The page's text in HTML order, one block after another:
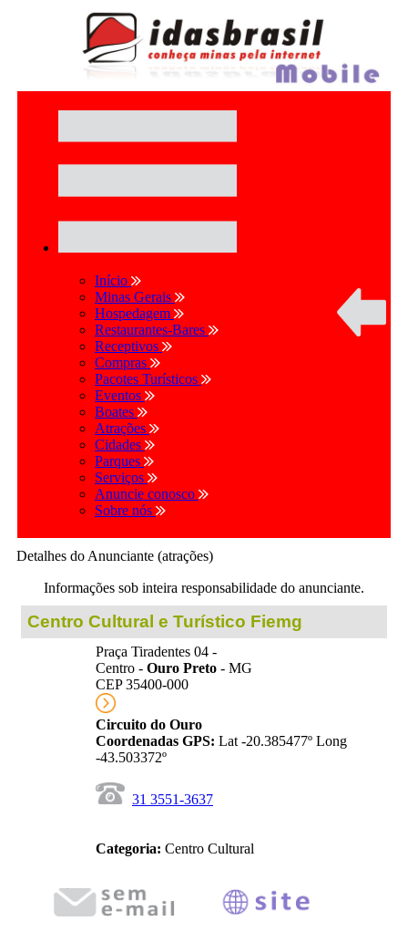
Início
Minas Gerais
Hospedagem
Restaurantes-Bares
Receptivos
Compras
Pacotes Turísticos
Eventos
Boates
Atrações
Cidades
Parques
Serviços
Anuncie conosco
Sobre nós
Detalhes do Anunciante (atrações)
Informações sob inteira responsabilidade do anunciante.
Centro Cultural e Turístico Fiemg
Praça Tiradentes 04 -
Centro - Ouro Preto - MG
CEP 35400-000
Circuito do Ouro
Coordenadas GPS: Lat -20.385477º Long
-43.503372º
31 3551-3637
Categoria: Centro Cultural